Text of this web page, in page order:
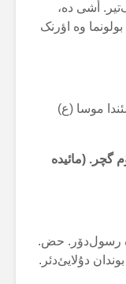
أشی دە،
بولونما وە اؤرنک
موسا (ع)
گچر. (مائیدە
وە رسول‌دۆر. حض.
دۇلایئ‌دئر.